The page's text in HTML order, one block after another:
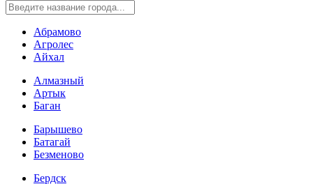
Абрамово
Агролес
Айхал
Алмазный
Артык
Баган
Барышево
Батагай
Безменово
Бердск